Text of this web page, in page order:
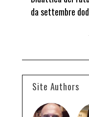
corsi “blended”
Site Authors